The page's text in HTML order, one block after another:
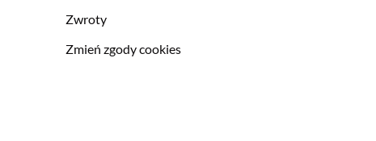
Zwroty
Zmień zgody cookies